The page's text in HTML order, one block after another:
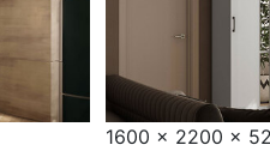
1600 x 2200 x